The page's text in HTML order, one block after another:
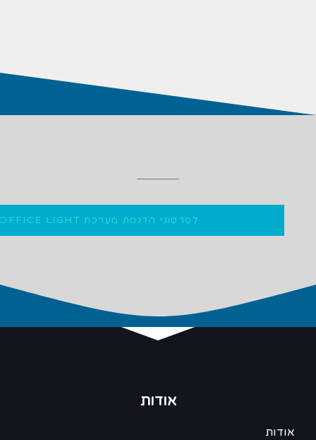
לסרטוני הדגמת מערכת OFFICE LIGHT
אודות
אודות